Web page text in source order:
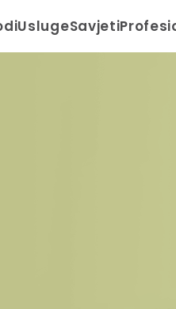
UslugeSavjeti